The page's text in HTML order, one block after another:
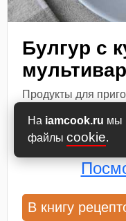
На iamcook.ru мы
файлы cookie.
Булгур с
Продукты для
грудку. Можно
крылья, окорочка.
растительное
В книгу